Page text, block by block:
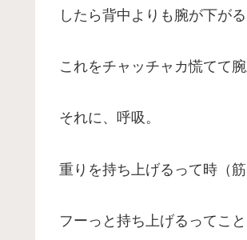
したら背中よりも腕が下がる
これをチャッチャカ慌てて
それに、呼吸。
重りを持ち上げるって時（
フーっと持ち上げるってこと